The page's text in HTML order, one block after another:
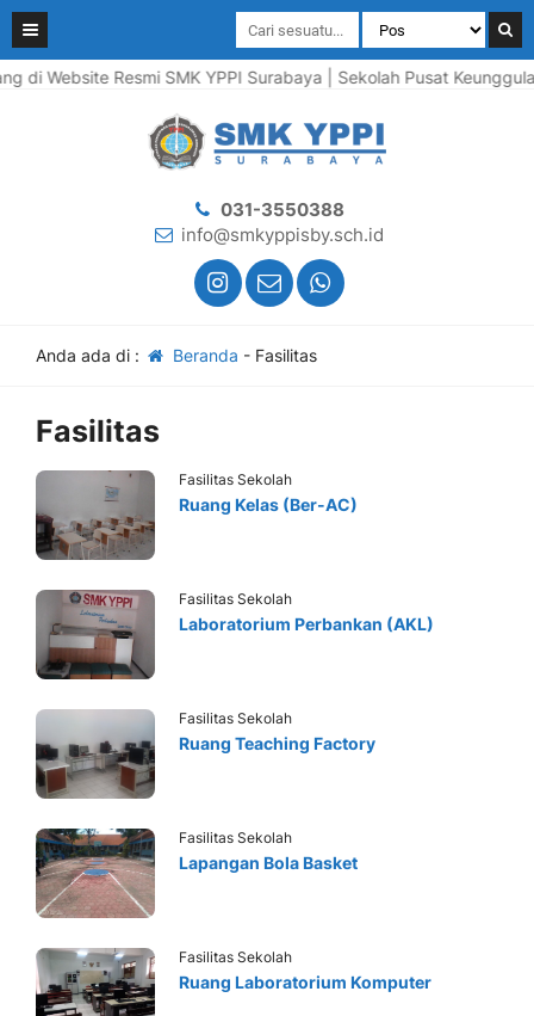
di Website Resmi SMK YPPI Surabaya | Sekolah Pusat
031-3550388
info@smkyppisby.sch.id
Anda ada di : Beranda - Fasilitas
Fasilitas
Fasilitas Sekolah
Ruang Kelas (Ber-AC)
Fasilitas Sekolah
Laboratorium Perbankan (AKL)
Fasilitas Sekolah
Ruang Teaching Factory
Fasilitas Sekolah
Lapangan Bola Basket
Fasilitas Sekolah
Ruang Laboratorium Komputer